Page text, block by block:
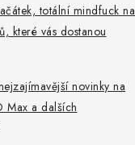
totální mindfuck na
které vás dostanou
novinky na
Max a dalších